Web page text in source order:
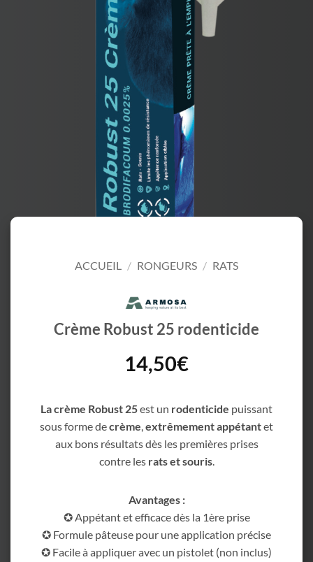
ACCUEIL / RONGEURS / RATS
Crème Robust 25 rodenticide
14,50€
La crème Robust 25est un rodenticide puissant
sous forme decrème extrêmement appétantet
aux bons résultats dès les premières prises
contre les rats et souris.
Avantages :
✪ Appétant et efficace dès la 1ère prise
✪ Formule pâteuse pour une application précise
✪ Facile à appliquer avec un pistolet (non inclus)